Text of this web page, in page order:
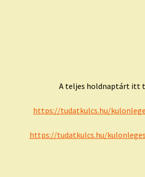
A teljes holdnaptárt itt
https://tudatkulcs.hu/
https://tudatkulcs.hu/